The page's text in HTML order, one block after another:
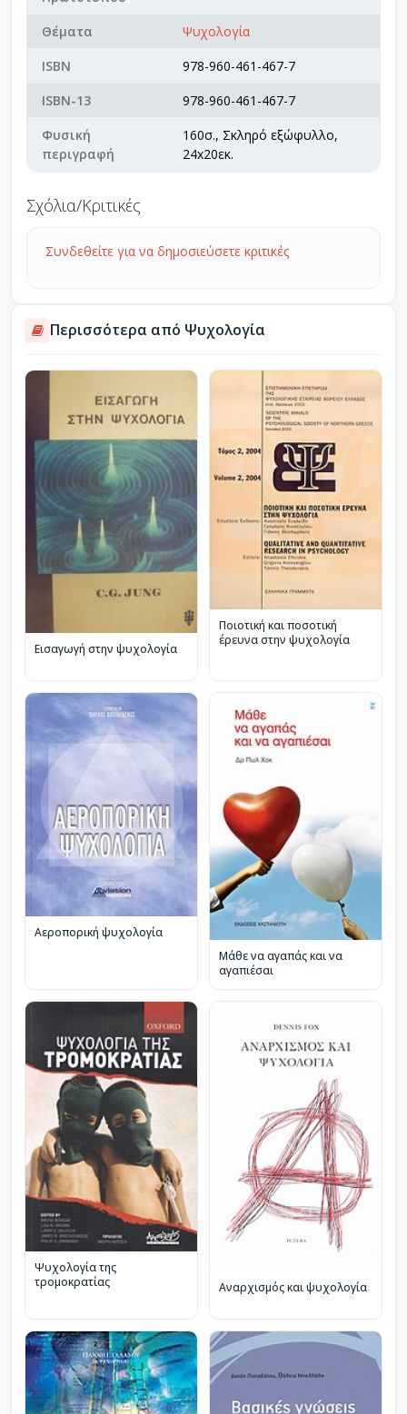
Θέματα
Ψυχολογία
ISBN
978-960-461-467-7
ISBN-13
978-960-461-467-7
Φυσική
περιγραφή
160σ., Σκληρό εξώφυλλο,
24x20εκ.
Σχόλια/Κριτικές
Συνδεθείτε για να δημοσιεύσετε κριτικές
Περισσότερα από Ψυχολογία
Εισαγωγή στην ψυχολογία
Ποιοτική και ποσοτική
έρευνα στην ψυχολογία
Αεροπορική ψυχολογία
Μάθε να αγαπάς και να
αγαπιέσαι
Ψυχολογία της
τρομοκρατίας
Αναρχισμός και ψυχολογία